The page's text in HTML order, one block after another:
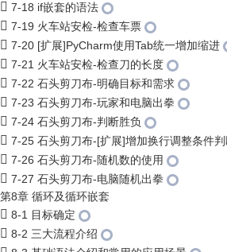
7-18 if嵌套的语法
7-19 火车站安检-检查车票
7-20 [扩展]PyCharm使用Tab统一增加缩进
7-21 火车站安检-检查刀的长度
7-22 石头剪刀布-明确目标和需求
7-23 石头剪刀布-玩家和电脑出拳
7-24 石头剪刀布-判断胜负
7-25 石头剪刀布-[扩展]增加换行调整条件
7-26 石头剪刀布-随机数的使用
7-27 石头剪刀布-电脑随机出拳
第8章 循环及循环嵌套
8-1 目标确定
8-2 三大流程介绍